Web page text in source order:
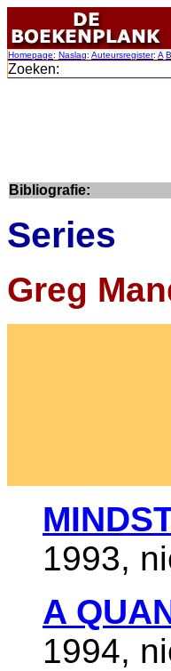
Homepage: Naslag: Auteursregister: A B
Zoeken:
Bibliografie:
Series
Greg
1993,
A
1994,